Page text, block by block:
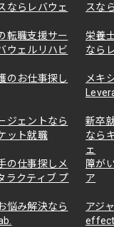
ならレバウェ
スな
転職支援サー
ウェルリハビ
栄養
なら
のお仕事探し
メキ
ジェントなら
ット就職
新卒
なら
ェ
の仕事探しメ
ラクティブ プ
障が
ア
悩み解決なら
アジ